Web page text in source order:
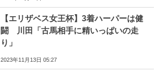
【エリザベス女王杯】3着ハーパーは健
闘 川田「古馬相手に精いっぱいの走
り」
2023年11月13日 05:27